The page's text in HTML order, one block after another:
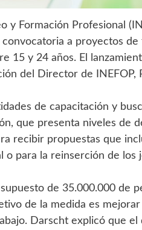
y Formación Profesional
a proyectos
15 y 24 años. El
del Director de
de capacitación y
que presenta niveles de
recibir propuestas que
o para la reinserción de
de 35.000.000 de
de la medida es
Darscht explicó que